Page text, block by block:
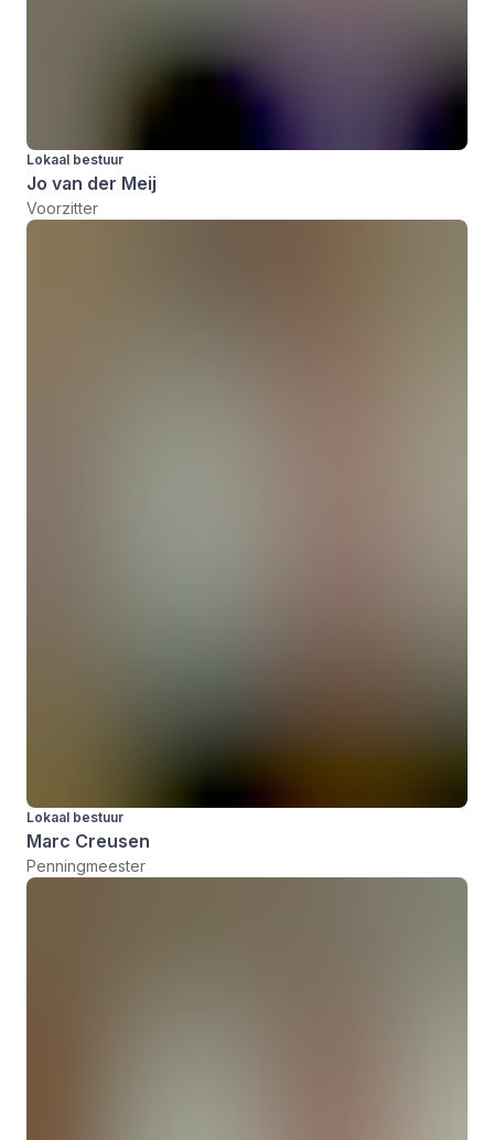
Lokaal bestuur
Jo van der Meij
Voorzitter
Lokaal bestuur
Marc Creusen
Penningmeester